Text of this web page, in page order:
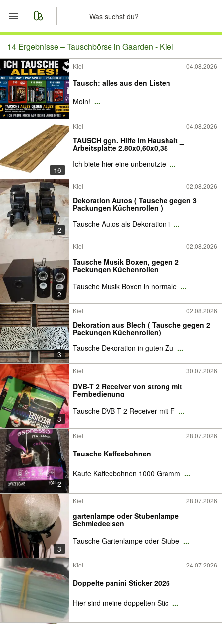
Start
Merkliste
Nachrichten
Anzeige aufgeben
14 Ergebnisse –Tauschbörse in Gaarden - Kiel
Kiel 04.08.2026
Tausch: alles aus den Listen
Moin! ...
16
Kiel 04.08.2026
TAUSCH ggn. Hilfe im Haushalt _
Arbeitsplatte 2.80x0,60x0,38
Ich biete hier eine unbenutzte ...
2
Kiel 02.08.2026
Dekoration Autos ( Tausche gegen 3
Packungen Küchenrollen )
Tausche Autos als Dekoration i ...
2
Kiel 02.08.2026
Tausche Musik Boxen, gegen 2
Packungen Küchenrollen
Tausche Musik Boxen in normale ...
3
Kiel 02.08.2026
Dekoration aus Blech ( Tausche gegen 2
Packungen Küchenrollen)
Tausche Dekoration in guten Zu ...
3
Kiel 30.07.2026
DVB-T 2 Receiver von strong mit
Fernbedienung
Tausche DVB-T 2 Receiver mit F ...
2
Kiel 28.07.2026
Tausche Kaffeebohnen
Kaufe Kaffeebohnen 1000 Gramm ...
3
Kiel 28.07.2026
gartenlampe oder Stubenlampe
Schmiedeeisen
Tausche Gartenlampe oder Stube ...
Kiel 24.07.2026
Doppelte panini Sticker 2026
Hier sind meine doppelten Stic ...